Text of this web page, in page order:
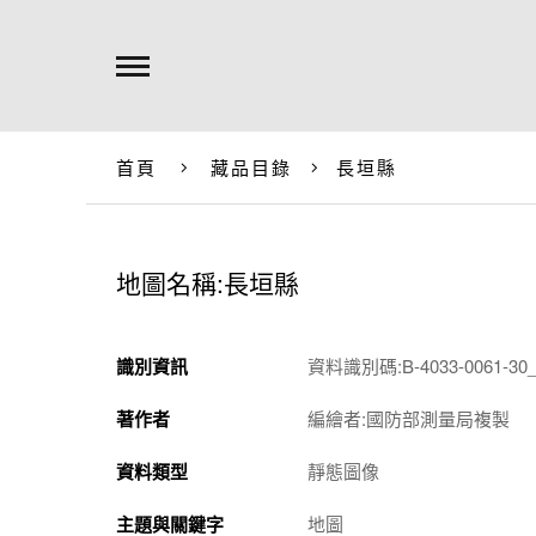
首頁 藏品目錄 長垣縣
地圖名稱:長垣縣
識別資訊 資料識別碼:B-4033-0061-
著作者 編繪者:國防部測量局複製
資料類型 靜態圖像
主題與關鍵字 地圖